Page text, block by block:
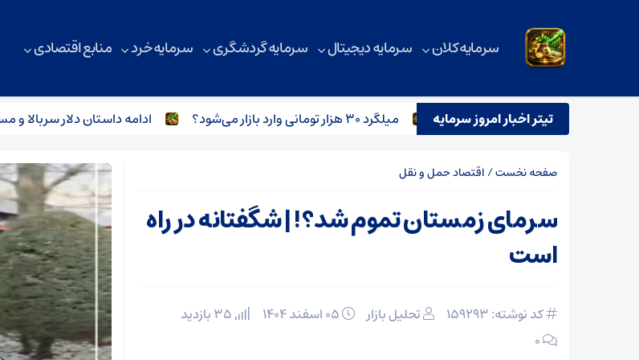
سرمایه کلان سرمایه دیجیتال سرمایه گردشگری سرمایه خرد منابع اقتصادی
تیتر اخبار امروز سرمایه
در روزهای پرتنش خاورمیانه میلگرد ۳۰ هزار تومانی وارد بازار می‌شود؟ ادامه داستان دلار سربالا و مسکن
صفحه نخست/ اقتصاد حمل و نقل
سرمای زمستان تموم شد؟! | شگفتانه در راه
است
کد نوشته: 159293 تحلیل بازار
۰